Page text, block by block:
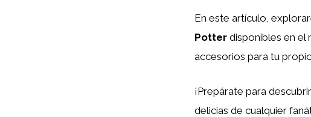
En este artículo,
Potter disponibles en el
accesorios para tu
¡Prepárate para
delicias de cualquier